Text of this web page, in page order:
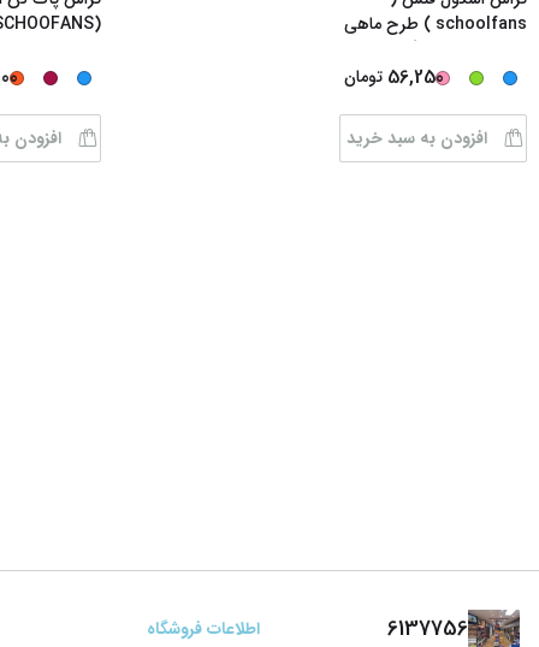
schoolfans ) طرح ماهی
56,250 تومان
افزودن به سبد خرید افزودن
6137756 اطلاعات فروشگاه